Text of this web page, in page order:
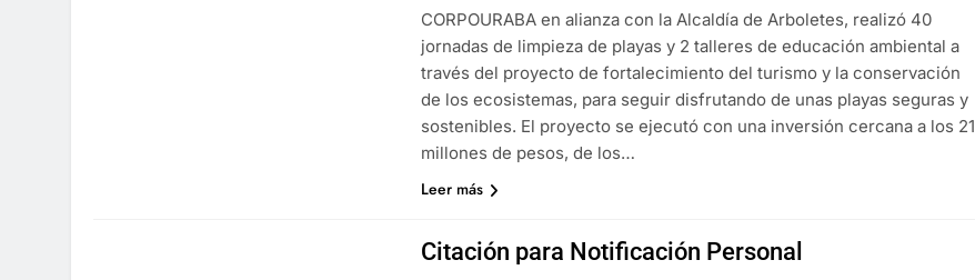
CORPOURABA en alianza con la Alcaldía de Arboletes, realizó 40
jornadas de limpieza de playas y 2 talleres de educación ambiental a
través del proyecto de fortalecimiento del turismo y la conservación
de los ecosistemas, para seguir disfrutando de unas playas seguras y
sostenibles. El proyecto se ejecutó con una inversión cercana a los 21
millones de pesos, de los…
Leer más
Citación para Notificación Personal